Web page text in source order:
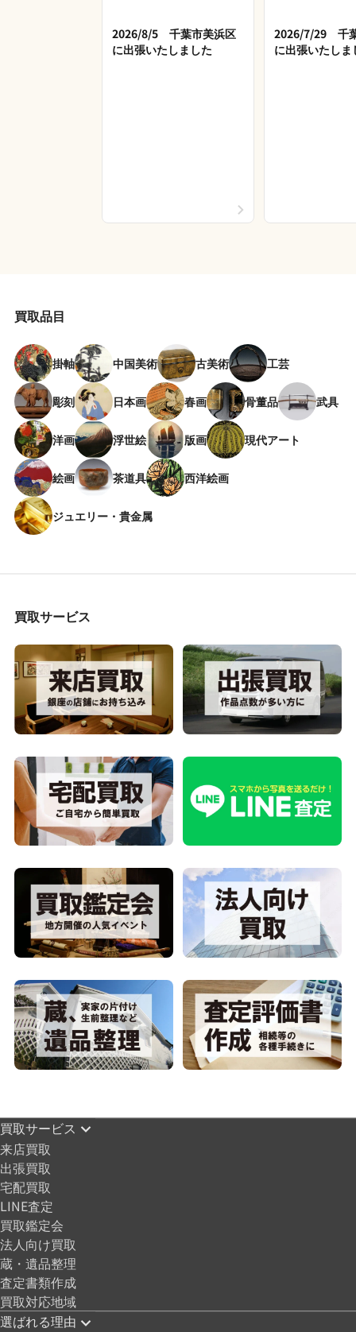
2026/8/5 千葉市美浜区
に出張いたしました
2026/7/29 千
に出張いたしま
買取品目
掛軸 中国美術 古美術 工芸
彫刻 日本画 春画 骨董品 武具
洋画 浮世絵 版画 現代アート
絵画 茶道具 西洋絵画
ジュエリー・貴金属
買取サービス
買取サービス
来店買取
出張買取
宅配買取
LINE査定
買取鑑定会
法人向け買取
蔵・遺品整理
査定書類作成
買取対応地域
選ばれる理由